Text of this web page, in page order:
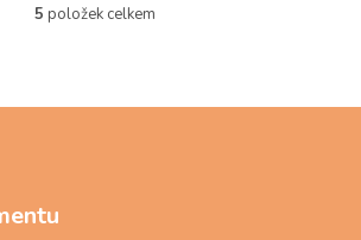
O
d
5 položek celkem